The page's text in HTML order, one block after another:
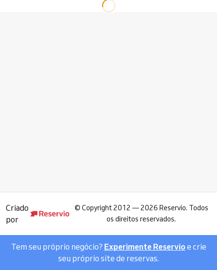
Criado
por
© Copyright 2012 — 2026 Reservio. Todos
os direitos reservados.
Tem seu próprio negócio? Experimente Reservio e crie
seu próprio site de reservas.